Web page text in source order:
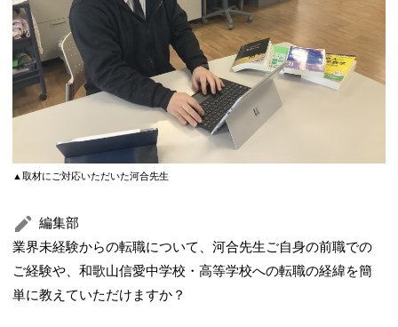
▲取材にご対応いただいた河合先生
編集部
業界未経験からの転職について、河合先生ご自身の前職での
ご経験や、和歌山信愛中学校・高等学校への転職の経緯を簡
単に教えていただけますか？